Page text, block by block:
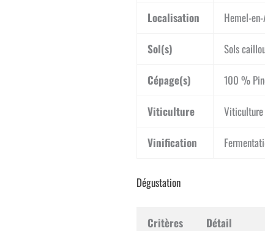
Localisation Hemel-
Sol(s) Sols
Cépage(s) 100 %
Viticulture Viticulture
Vinification
Dégustation
Critères Détail